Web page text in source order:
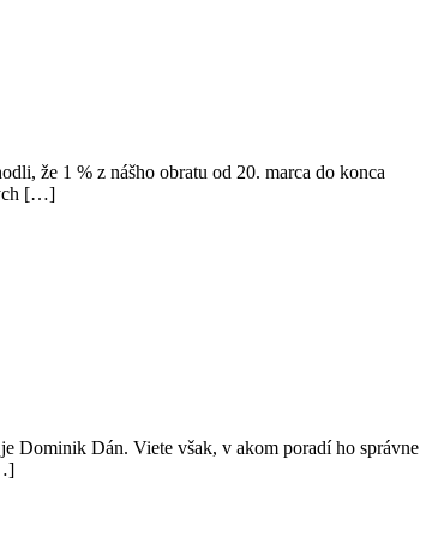
že 1 % z nášho obratu od 20. marca do konca
[…]
Dominik Dán. Viete však, v akom poradí ho správne